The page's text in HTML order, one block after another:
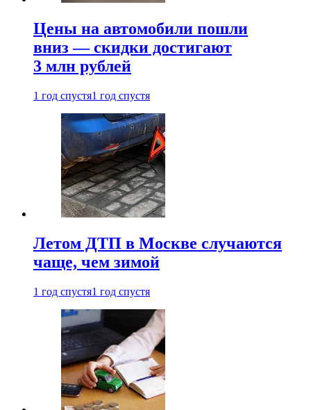
Цены на автомобили пошли
вниз — скидки достигают
3 млн рублей
1 год спустя1 год спустя
Летом ДТП в Москве случаются
чаще, чем зимой
1 год спустя1 год спустя